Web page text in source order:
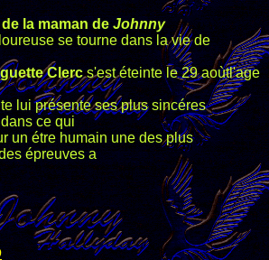
de la maman deJohnny
se tourne dans la vie de
Clercs'est éteinte le 29 aoùtl'age
lui présente ses plus sincéres
ce qui
un étre humain une des plus
épreuves a